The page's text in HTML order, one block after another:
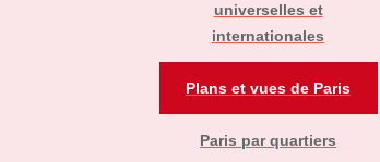
universelles et
internationales
Plans et vues de Paris
Paris par quartiers